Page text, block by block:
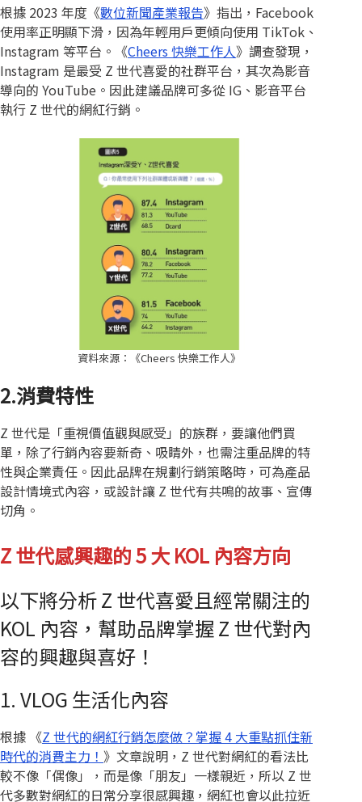
根據 2023 年度《數位新聞產業報告》指出，Facebook
使用率正明顯下滑，因為年輕用戶更傾向使用 TikTok、
Instagram 等平台。《Cheers 快樂工作人》調查發現，
Instagram 是最受 Z 世代喜愛的社群平台，其次為影音
導向的 YouTube。因此建議品牌可多從 IG、影音平台
執行 Z 世代的網紅行銷。
資料來源：《Cheers 快樂工作人》
2.消費特性
Z 世代是「重視價值觀與感受」的族群，要讓他們買
單，除了行銷內容要新奇、吸睛外，也需注重品牌的特
性與企業責任。因此品牌在規劃行銷策略時，可為產品
設計情境式內容，或設計讓 Z 世代有共鳴的故事、宣傳
切角。
Z 世代感興趣的 5 大 KOL 內容方向
以下將分析 Z 世代喜愛且經常關注的
KOL 內容，幫助品牌掌握 Z 世代對內
容的興趣與喜好！
1. VLOG 生活化內容
根據 《Z 世代的網紅行銷怎麼做？掌握 4 大重點抓住新
時代的消費主力！ 》文章說明，Z 世代對網紅的看法比
較不像「偶像」，而是像「朋友」一樣親近，所以 Z 世
代多數對網紅的日常分享很感興趣，網紅也會以此拉近